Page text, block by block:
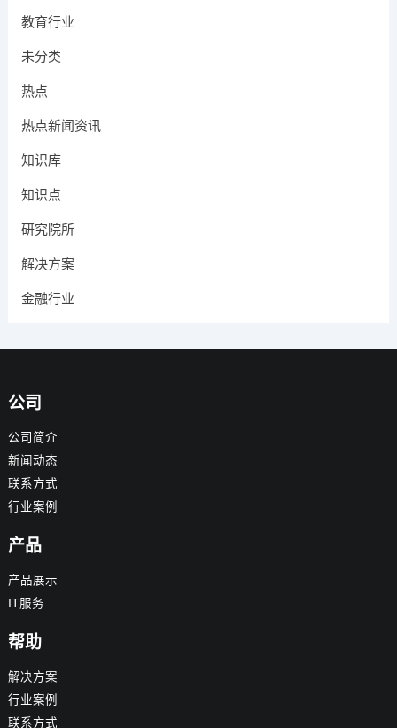
教育行业
未分类
热点
热点新闻资讯
知识库
知识点
研究院所
解决方案
金融行业
公司
公司简介
新闻动态
联系方式
行业案例
产品
产品展示
IT服务
帮助
解决方案
行业案例
联系方式